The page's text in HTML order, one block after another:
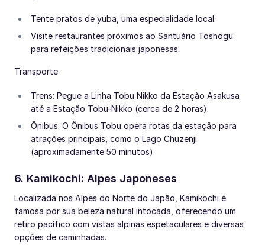
Tente pratos de yuba, uma especialidade local.
Visite restaurantes próximos ao Santuário Toshogu
para refeições tradicionais japonesas.
Transporte
Trens: Pegue a Linha Tobu Nikko da Estação Asakusa
até a Estação Tobu-Nikko (cerca de 2 horas).
Ônibus: O Ônibus Tobu opera rotas da estação para
atrações principais, como o Lago Chuzenji
(aproximadamente 50 minutos).
6. Kamikochi: Alpes Japoneses
Localizada nos Alpes do Norte do Japão, Kamikochi é
famosa por sua beleza natural intocada, oferecendo um
retiro pacífico com vistas alpinas espetaculares e diversas
opções de caminhadas.